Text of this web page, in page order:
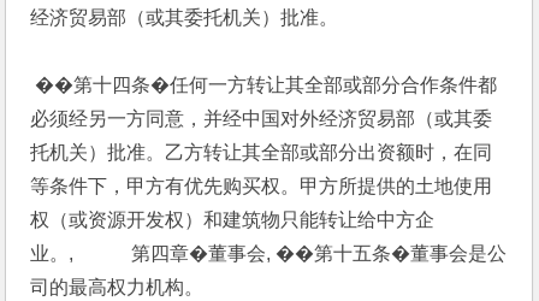
经济贸易部（或其委托机关）批准。
��第十四条�任何一方转让其全部或部分合作条件都
必须经另一方同意，并经中国对外经济贸易部（或其委
托机关）批准。乙方转让其全部或部分出资额时，在同
等条件下，甲方有优先购买权。甲方所提供的土地使用
权（或资源开发权）和建筑物只能转让给中方企
业。,            第四章�董事会, ��第十五条�董事会是公
司的最高权力机构。